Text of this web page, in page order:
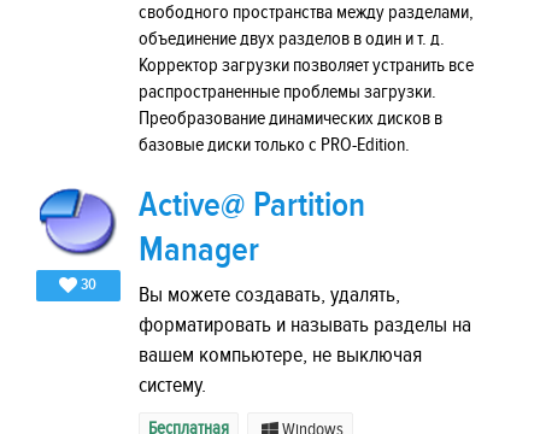
свободного пространства между разделами,
объединение двух разделов в один и т. д.
Корректор загрузки позволяет устранить все
распространенные проблемы загрузки.
Преобразование динамических дисков в
базовые диски только с PRO-Edition.
30
Active@ Partition
Manager
Вы можете создавать, удалять,
форматировать и называть разделы на
вашем компьютере, не выключая
систему.
Бесплатная Windows